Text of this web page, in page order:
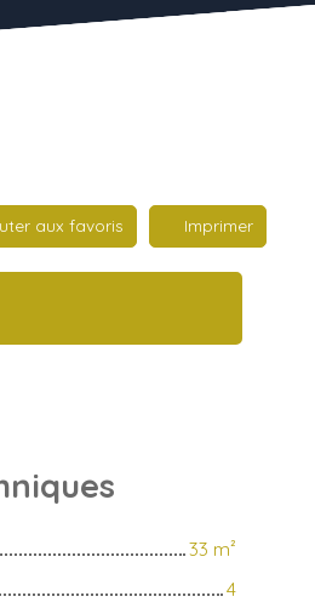
aux favoris Imprimer
33 m²
4